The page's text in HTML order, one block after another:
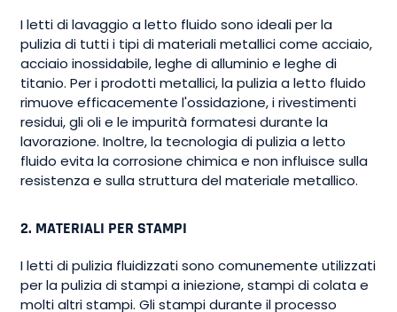
I letti di lavaggio a letto fluido sono ideali per la
pulizia di tutti i tipi di materiali metallici come acciaio,
acciaio inossidabile, leghe di alluminio e leghe di
titanio. Per i prodotti metallici, la pulizia a letto fluido
rimuove efficacemente l'ossidazione, i rivestimenti
residui, gli oli e le impurità formatesi durante la
lavorazione. Inoltre, la tecnologia di pulizia a letto
fluido evita la corrosione chimica e non influisce sulla
resistenza e sulla struttura del materiale metallico.
2. MATERIALI PER STAMPI
I letti di pulizia fluidizzati sono comunemente utilizzati
per la pulizia di stampi a iniezione, stampi di colata e
molti altri stampi. Gli stampi durante il processo